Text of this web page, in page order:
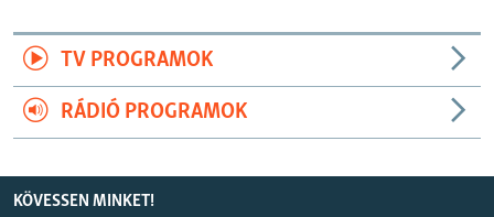
TV PROGRAMOK
RÁDIÓ PROGRAMOK
KÖVESSEN MINKET!